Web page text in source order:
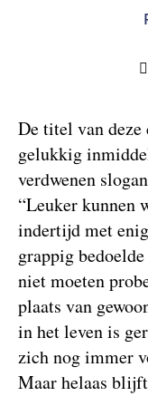
De titel van
gelukkig
verdwenen
“Leuker kunnen
indertijd met
grappig
niet moeten
plaats van
in het leven is
zich nog immer
Maar helaas